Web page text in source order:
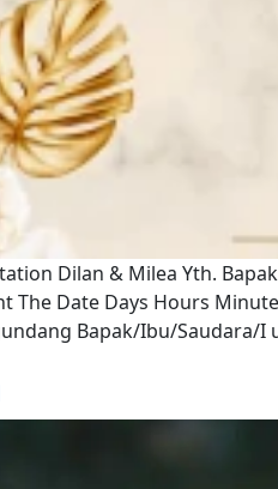
Dilan & Milea Yth.
The Date Days Hours
Bapak/Ibu/Saudara/